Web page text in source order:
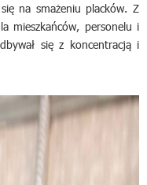
na smażeniu placków. Z
mieszkańców, personelu i
się z koncentracją i